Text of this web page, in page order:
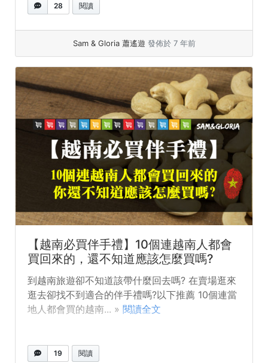
28 閱讀
Sam & Gloria 蕭遙遊 發佈於 7 年前
【越南必買伴手禮】10個連越南人都會
買回來的，還不知道應該怎麼買嗎?
到越南旅遊卻不知道該帶什麼回去嗎? 在賣場逛來
逛去卻找不到適合的伴手禮嗎?以下推薦 10個連當
地人都會買的越南... » 閱讀全文
19 閱讀